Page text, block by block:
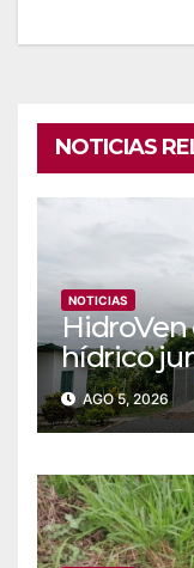
NOTICIAS
NOTICIAS
‎‎HidroVen
hídrico
enAGO 5, 2026